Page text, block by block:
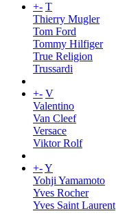
+- T
Thierry Mugler
Tom Ford
Tommy Hilfiger
True Religion
Trussardi
+- V
Valentino
Van Cleef
Versace
Viktor Rolf
+-Y
Yohji Yamamoto
Yves Rocher
Yves Saint Laurent